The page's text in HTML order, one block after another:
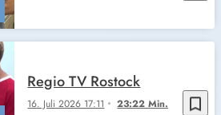
bookmark_border
16. Juli 2026 17:11 23:22 Min.
Regio TV Rostock